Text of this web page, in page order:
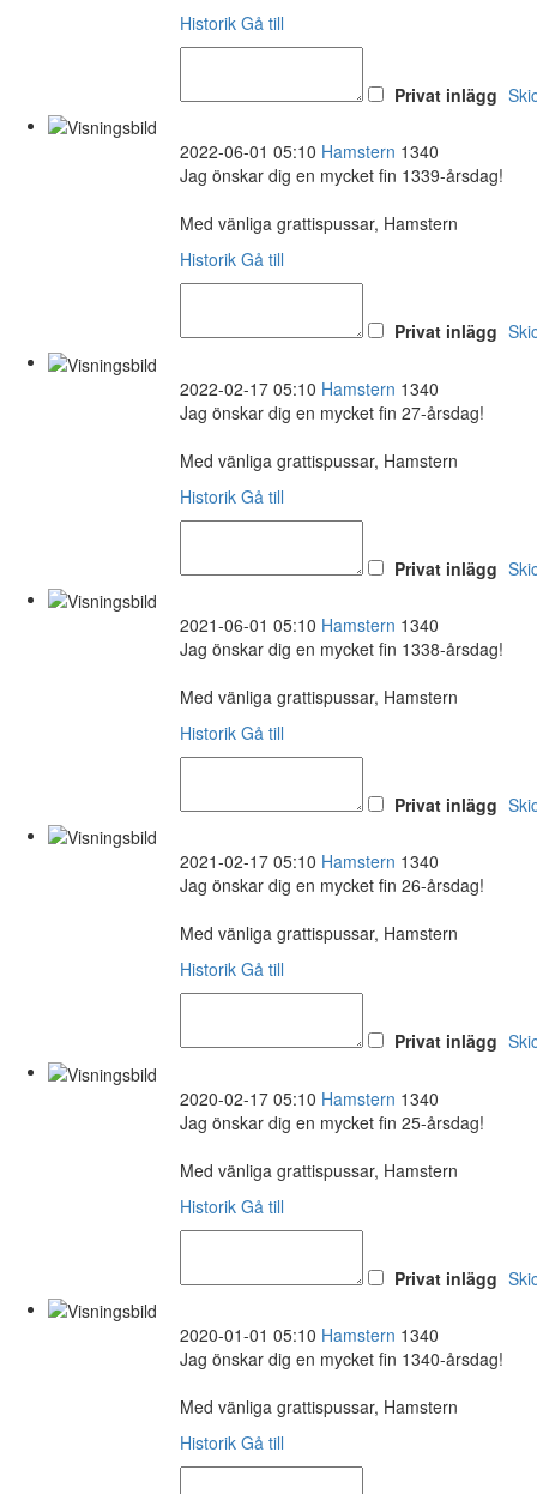
Historik Gå till
Privat inlägg
2022-06-01 05:10 Hamstern 1340
Jag önskar dig en mycket fin 1339-årsdag!
Med vänliga grattispussar, Hamstern
Historik Gå till
Privat inlägg
2022-02-17 05:10 Hamstern 1340
Jag önskar dig en mycket fin 27-årsdag!
Med vänliga grattispussar, Hamstern
Historik Gå till
Privat inlägg
2021-06-01 05:10 Hamstern 1340
Jag önskar dig en mycket fin 1338-årsdag!
Med vänliga grattispussar, Hamstern
Historik Gå till
Privat inlägg
2021-02-17 05:10 Hamstern 1340
Jag önskar dig en mycket fin 26-årsdag!
Med vänliga grattispussar, Hamstern
Historik Gå till
Privat inlägg
2020-02-17 05:10 Hamstern 1340
Jag önskar dig en mycket fin 25-årsdag!
Med vänliga grattispussar, Hamstern
Historik Gå till
Privat inlägg
2020-01-01 05:10 Hamstern 1340
Jag önskar dig en mycket fin 1340-årsdag!
Med vänliga grattispussar, Hamstern
Historik Gå till